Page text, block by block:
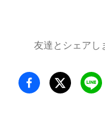
友達とシェアし